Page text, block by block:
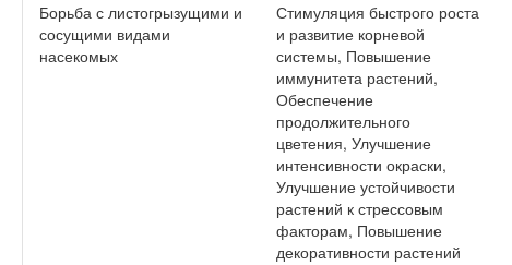
Борьба с листогрызущими и
сосущими видами
насекомых
Стимуляция быстрого роста
и развитие корневой
системы, Повышение
иммунитета растений,
Обеспечение
продолжительного
цветения, Улучшение
интенсивности окраски,
Улучшение устойчивости
растений к стрессовым
факторам, Повышение
декоративности растений